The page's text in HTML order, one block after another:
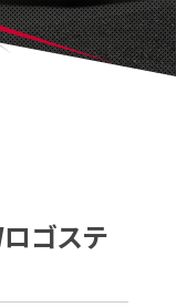
カタログ請求
個人情報保護方針
ゴステ